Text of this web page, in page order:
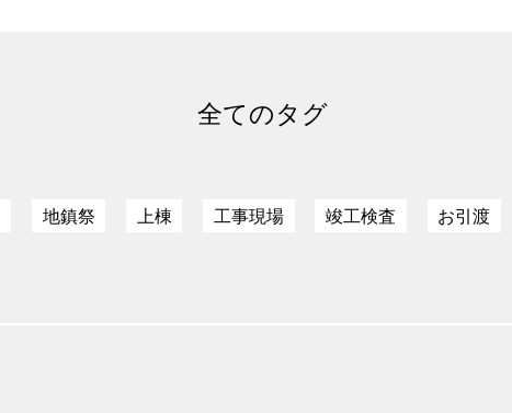
全てのタグ
地鎮祭 上棟 工事現場 竣工検査 お引渡